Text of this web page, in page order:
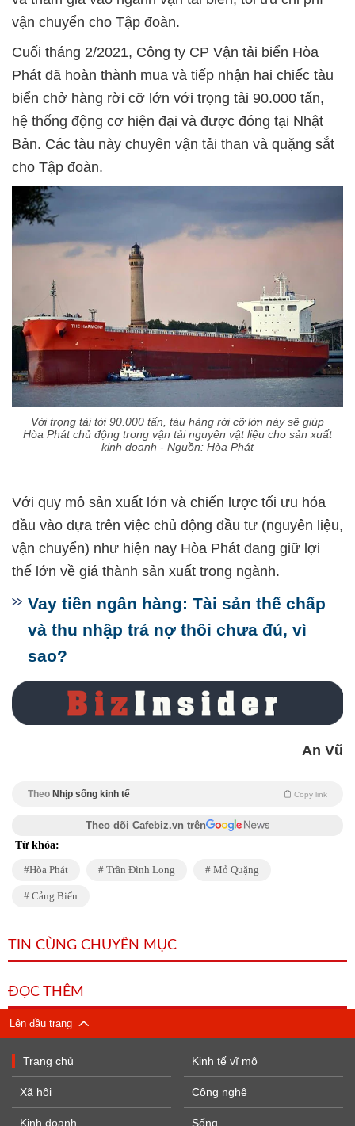
vận chuyển cho Tập đoàn.
Cuối tháng 2/2021, Công ty CP Vận tải biển Hòa
Phát đã hoàn thành mua và tiếp nhận hai chiếc tàu
biển chở hàng rời cỡ lớn với trọng tải 90.000 tấn,
hệ thống động cơ hiện đại và được đóng tại Nhật
Bản. Các tàu này chuyên vận tải than và quặng sắt
cho Tập đoàn.
Với trọng tải tới 90.000 tấn, tàu hàng rời cỡ lớn này sẽ giúp
Hòa Phát chủ động trong vận tải nguyên vật liệu cho sản xuất
kinh doanh - Nguồn: Hòa Phát
Với quy mô sản xuất lớn và chiến lược tối ưu hóa
đầu vào dựa trên việc chủ động đầu tư (nguyên liệu,
vận chuyển) như hiện nay Hòa Phát đang giữ lợi
thế lớn về giá thành sản xuất trong ngành.
Vay tiền ngân hàng: Tài sản thế chấp
và thu nhập trả nợ thôi chưa đủ, vì
sao?
An Vũ
Theo Nhịp sống kinh tế Copy link
Theo dõi Cafebiz.vn trên
Từ khóa:
Hòa Phát Trần Đình Long Mỏ Quặng
Cảng Biển
TIN CÙNG CHUYÊN MỤC
ĐỌC THÊM
Lên đầu trang
Trang chủ
Xã hội
Kinh doanh
Kinh tế vĩ mô
Công nghệ
Sống